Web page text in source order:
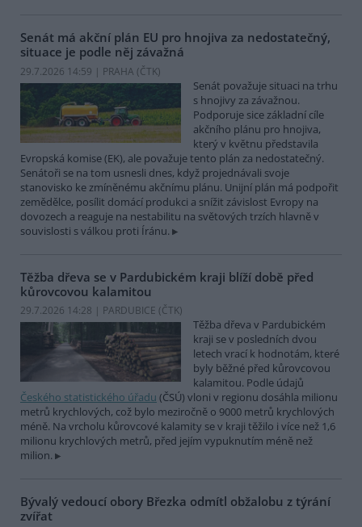
Senát má akční plán EU pro hnojiva za nedostatečný,
situace je podle něj závažná
29.7.2026 14:59 | PRAHA (ČTK)
Senát považuje situaci na trhu
s hnojivy za závažnou.
Podporuje sice základní cíle
akčního plánu pro hnojiva,
který v květnu představila
Evropská komise (EK), ale považuje tento plán za nedostatečný.
Senátoři se na tom usnesli dnes, když projednávali svoje
stanovisko ke zmíněnému akčnímu plánu. Unijní plán má podpořit
zemědělce, posílit domácí produkci a snížit závislost Evropy na
dovozech a reaguje na nestabilitu na světových trzích hlavně v
souvislosti s válkou proti Íránu.
Těžba dřeva se v Pardubickém kraji blíží době před
kůrovcovou kalamitou
29.7.2026 14:28 | PARDUBICE (ČTK)
Těžba dřeva v Pardubickém
kraji se v posledních dvou
letech vrací k hodnotám, které
byly běžné před kůrovcovou
kalamitou. Podle údajů
Českého statistického úřadu (ČSÚ) vloni v regionu dosáhla milionu
metrů krychlových, což bylo meziročně o 9000 metrů krychlových
méně. Na vrcholu kůrovcové kalamity se v kraji těžilo i více než 1,6
milionu krychlových metrů, před jejím vypuknutím méně než
milion.
Bývalý vedoucí obory Březka odmítl obžalobu z týrání
zvířat